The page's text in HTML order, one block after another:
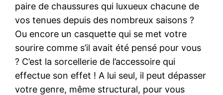
paire de chaussures qui luxueux chacune de
vos tenues depuis des nombreux saisons ?
Ou encore un casquette qui se met votre
sourire comme s’il avait été pensé pour vous
? C’est la sorcellerie de l’accessoire qui
effectue son effet ! A lui seul, il peut dépasser
votre genre, même structural, pour vous